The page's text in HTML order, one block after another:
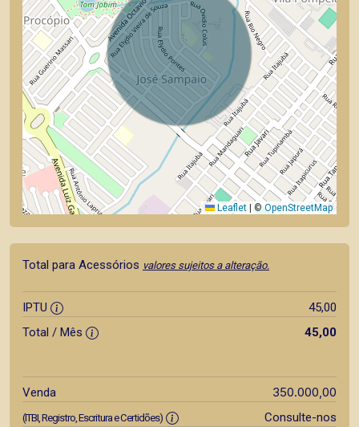
Leaflet ©OpenStreetMap
Total para Acessórios valores sujeitos a alteração.
IPTU
45,00
Total / Mês
45,00
Venda 350.000,00
(ITBI, Registro, Escritura e Certidões) Consulte-nos